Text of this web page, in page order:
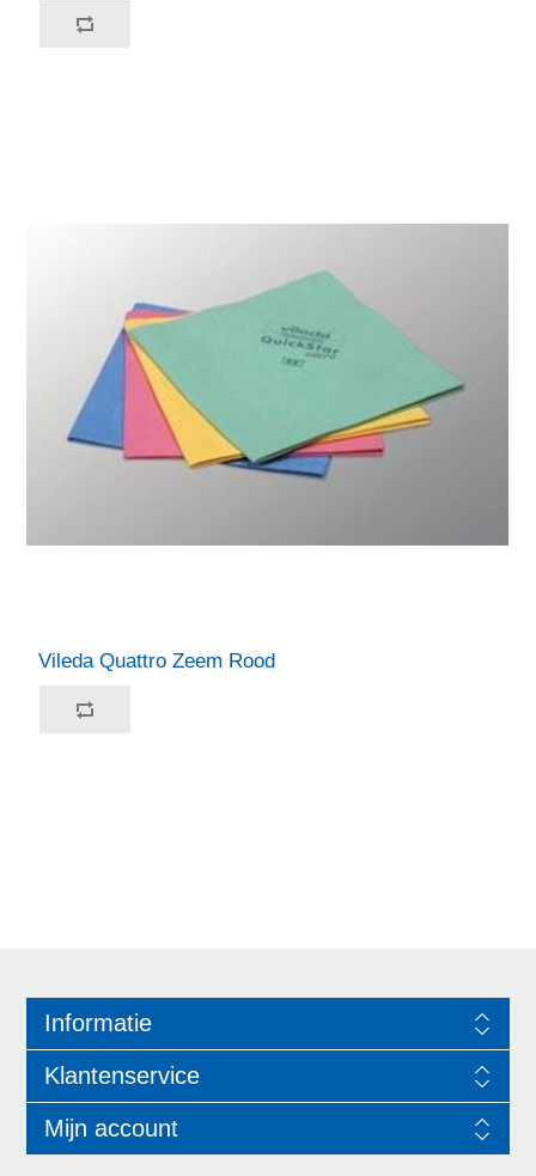
Vileda Quattro Zeem Rood
Informatie
Klantenservice
Mijn account